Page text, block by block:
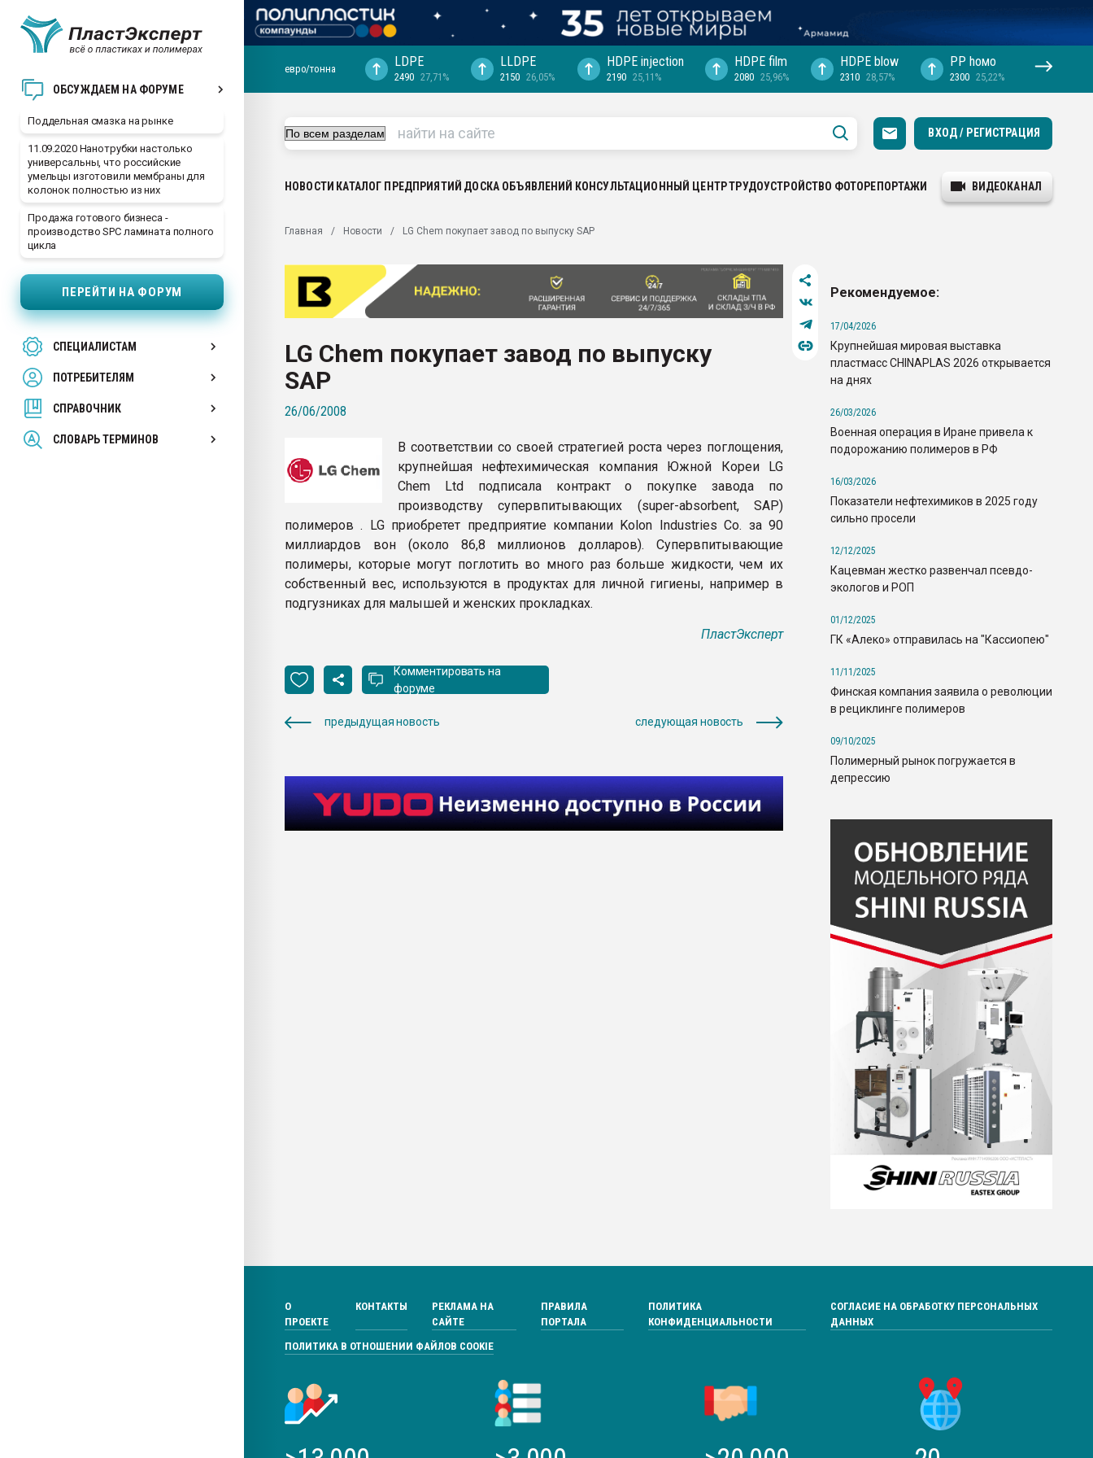
ОБСУЖДАЕМ НА ФОРУМЕ
Поддельная смазка на рынке
11.09.2020 Нанотрубки настолько
универсальны, что российские
умельцы изготовили мембраны для
колонок полностью из них
Продажа готового бизнеса -
производство SPC ламината полного
цикла
ПЕРЕЙТИ НА ФОРУМ
СПЕЦИАЛИСТАМ
ПОТРЕБИТЕЛЯМ
СПРАВОЧНИК
СЛОВАРЬ ТЕРМИНОВ
ближайшее подмосковье, с.-в.
Подмосковье, Москва
первый план в переработке
28.07.2026 "Технониколь" довольна
Всё, что касается выдува ПЭТ
Материал поверхности пуансона для
Продам отходы Композиция
поликарбоната и АБС-пластика
Armaloy PC/ABS-1IM черный цвет
евро/тонна LDPE
2490 27,71%
LLDPE
2150 26,05%
HDPE injection
2190 25,11%
HDPE film
2080 25,96%
HDPE blow
2310 28,57%
PP hомо
2300 25,22%
ВХОД / РЕГИСТРАЦИЯ
НОВОСТИ КАТАЛОГ ПРЕДПРИЯТИЙ ДОСКА ОБЪЯВЛЕНИЙ КОНСУЛЬТАЦИОННЫЙ ЦЕНТРТРУДОУСТРОЙСТВО ФОТОРЕПОРТАЖИ ВИДЕОКАНАЛ
Главная Новости LG Chem покупает завод по выпуску SAP
LG Chem покупает завод по выпуску
SAP
26/06/2008
В соответствии со своей стратегией роста через поглощения,
крупнейшая нефтехимическая компания Южной Кореи LG
Chem Ltd подписала контракт о покупке завода по
производству супервпитывающих (super-absorbent, SAP)
полимеров . LG приобретет предприятие компании Kolon Industries Co. за 90
миллиардов вон (около 86,8 миллионов долларов). Супервпитывающие
полимеры, которые могут поглотить во много раз больше жидкости, чем их
собственный вес, используются в продуктах для личной гигиены, например в
подгузниках для малышей и женских прокладках.
ПластЭксперт
Комментировать на
форуме
предыдущая новость следующая новость
Рекомендуемое:
17/04/2026
Крупнейшая мировая выставка
пластмасс CHINAPLAS 2026 открывается
на днях
26/03/2026
Военная операция в Иране привела к
подорожанию полимеров в РФ
16/03/2026
Показатели нефтехимиков в 2025 году
сильно просели
12/12/2025
Кацевман жестко развенчал псевдо-
экологов и РОП
01/12/2025
ГК «Алеко» отправилась на "Кассиопею"
11/11/2025
Финская компания заявила о революции
в рециклинге полимеров
09/10/2025
Полимерный рынок погружается в
депрессию
О
ПРОЕКТЕ
КОНТАКТЫ
РЕКЛАМА НА
САЙТЕ
ПРАВИЛА
ПОРТАЛА
ПОЛИТИКА
КОНФИДЕНЦИАЛЬНОСТИ
СОГЛАСИЕ НА ОБРАБОТКУ ПЕРСОНАЛЬНЫХ
ДАННЫХ
ПОЛИТИКА В ОТНОШЕНИИ ФАЙЛОВ COOKIE